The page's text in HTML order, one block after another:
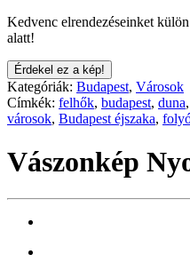
Kedvenc elrendezéseinket
alatt!
Érdekel ez a kép!
Kategóriák: Budapest, Városok
Címkék: felhők, budapest, duna,
városok, Budapest éjszaka,
Vászonkép